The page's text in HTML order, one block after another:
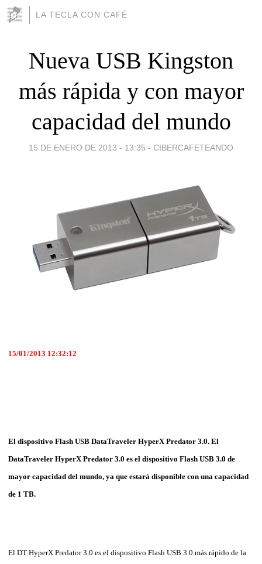
LA TECLA CON CAFÉ
Nueva USB Kingston
más rápida y con mayor
capacidad del mundo
15 DE ENERO DE 2013 - 13:35 - CIBERCAFETEANDO
15/01/2013 12:32:12
El dispositivo Flash USB DataTraveler HyperX Predator 3.0. El
DataTraveler HyperX Predator 3.0 es el dispositivo Flash USB 3.0 de
mayor capacidad del mundo, ya que estará disponible con una capacidad
de 1 TB.
El DT HyperX Predator 3.0 es el dispositivo Flash USB 3.0 más rápido de la